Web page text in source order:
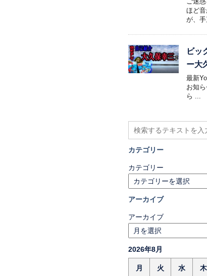
ほど
が、手
ビッ
ー大
最新
お知
ら ...
カテゴリー
カテゴリー
アーカイブ
アーカイブ
2026年8月
月 火 水 木